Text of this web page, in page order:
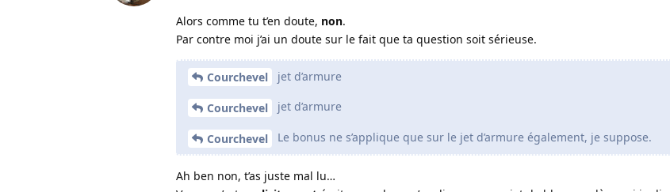
Alors comme tu t’en doute, non.
Par contre moi j’ai un doute sur le fait que ta question soit sérieuse.
Courchevel jet d’armure
Courchevel jet d’armure
Courchevel Le bonus ne s’applique que sur le jet d’armure également, je suppose.
Ah ben non, t’as juste mal lu…